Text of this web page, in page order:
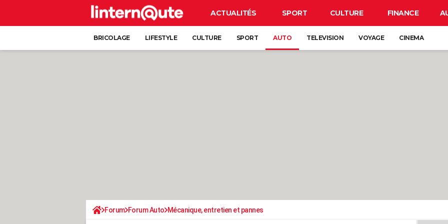
ACTUALITÉS SPORT CULTURE FINANCE
BRICOLAGE LIFESTYLE CULTURE SPORT AUTO TELEVISION VOYAGE CINEMA
Forum Forum Auto Mécanique, entretien et pannes